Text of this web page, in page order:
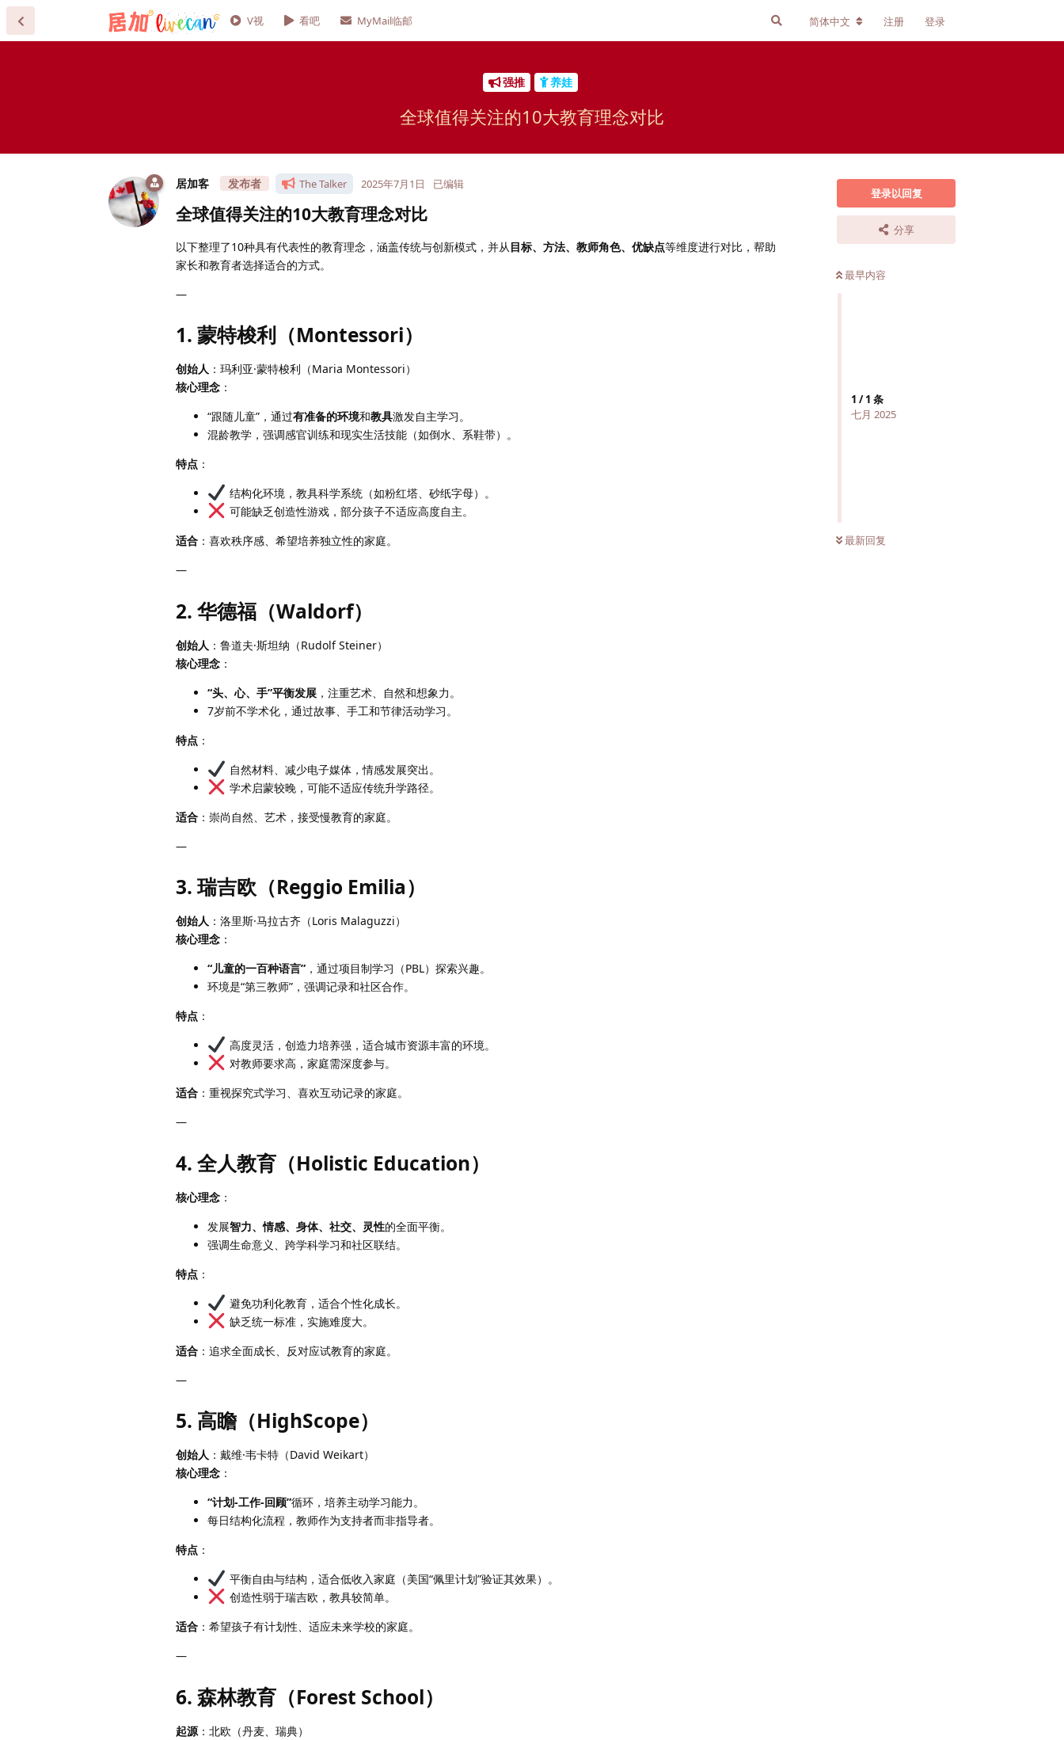
V视 看吧 MyMail临邮 简体中文 注册 登录
强推 养娃
全球值得关注的10大教育理念对比
登录以回复
分享
最早内容
1 /1 条
七月 2025
最新回复
居加客 The Talker 2025年7月1日 已编辑
全球值得关注的10大教育理念对比
以下整理了10种具有代表性的教育理念，涵盖传统与创新模式，并从 目标、方法、教师角色、优缺点等维度进行对比，帮助
家长和教育者选择适合的方式。
—
1. 蒙特梭利（Montessori）
创始人 ：玛利亚·蒙特梭利（Maria Montessori）
核心理念 ：
“跟随儿童”，通过有准备的环境和教具激发自主学习。
混龄教学，强调感官训练和现实生活技能（如倒水、系鞋带）。
特点 ：
结构化环境，教具科学系统（如粉红塔、砂纸字母）。
可能缺乏创造性游戏，部分孩子不适应高度自主。
适合 ：喜欢秩序感、希望培养独立性的家庭。
—
2. 华德福（Waldorf）
创始人 ：鲁道夫·斯坦纳（Rudolf Steiner）
核心理念 ：
“头、心、手”平衡发展 ，注重艺术、自然和想象力。
7岁前不学术化，通过故事、手工和节律活动学习。
特点 ：
自然材料、减少电子媒体，情感发展突出。
学术启蒙较晚，可能不适应传统升学路径。
适合 ：崇尚自然、艺术，接受慢教育的家庭。
—
3. 瑞吉欧（Reggio Emilia）
创始人 ：洛里斯·马拉古齐（Loris Malaguzzi）
核心理念 ：
“儿童的一百种语言” ，通过项目制学习（PBL）探索兴趣。
环境是“第三教师”，强调记录和社区合作。
特点 ：
高度灵活，创造力培养强，适合城市资源丰富的环境。
对教师要求高，家庭需深度参与。
适合 ：重视探究式学习、喜欢互动记录的家庭。
—
4. 全人教育（Holistic Education）
核心理念 ：
发展智力、情感、身体、社交、灵性的全面平衡。
强调生命意义、跨学科学习和社区联结。
特点 ：
避免功利化教育，适合个性化成长。
缺乏统一标准，实施难度大。
适合 ：追求全面成长、反对应试教育的家庭。
—
5. 高瞻（HighScope）
创始人 ：戴维·韦卡特（David Weikart）
核心理念 ：
“计划-工作-回顾”循环，培养主动学习能力。
每日结构化流程，教师作为支持者而非指导者。
特点 ：
平衡自由与结构，适合低收入家庭（美国“佩里计划”验证其效果）。
创造性弱于瑞吉欧，教具较简单。
适合 ：希望孩子有计划性、适应未来学校的家庭。
—
6. 森林教育（Forest School）
起源 ：北欧（丹麦、瑞典）